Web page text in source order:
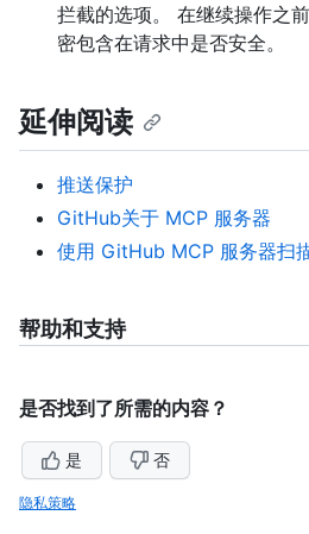
拦截的选项。 在继续操作之
密包含在请求中是否安全。
延伸阅读
推送保护
GitHub关于 MCP 服务器
使用 GitHub MCP 服务器扫
帮助和支持
是否找到了所需的内容？
是 否
隐私策略